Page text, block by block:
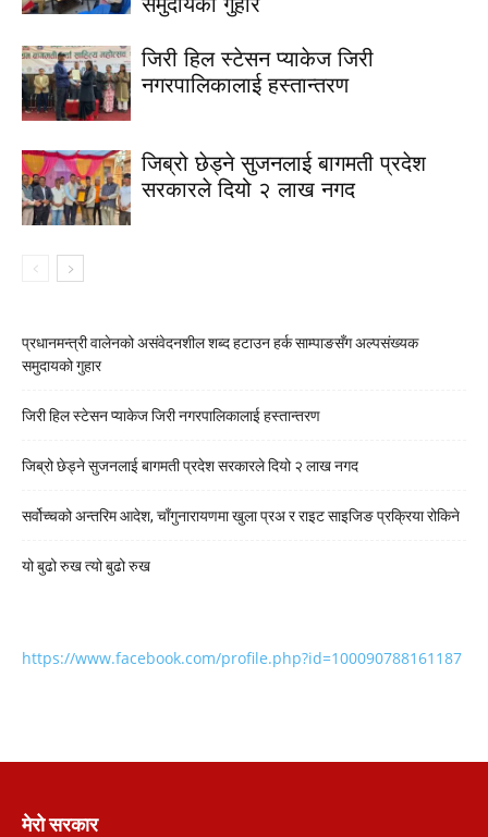
जिरी हिल स्टेसन प्याकेज जिरी
नगरपालिकालाई हस्तान्तरण
जिब्रो छेड्ने सुजनलाई बागमती प्रदेश
सरकारले दियो २ लाख नगद
प्रधानमन्त्री वालेनको असंवेदनशील शब्द हटाउन हर्क साम्पाङसँग अल्पसंख्यक
समुदायको गुहार
जिरी हिल स्टेसन प्याकेज जिरी नगरपालिकालाई हस्तान्तरण
जिब्रो छेड्ने सुजनलाई बागमती प्रदेश सरकारले दियो २ लाख नगद
सर्वोच्चको अन्तरिम आदेश, चाँगुनारायणमा खुला प्रअ र राइट साइजिङ प्रक्रिया रोकिने
यो बुढो रुख त्यो बुढो रुख
https://www.facebook.com/profile.php?id=100090788161187
मेरो सरकार